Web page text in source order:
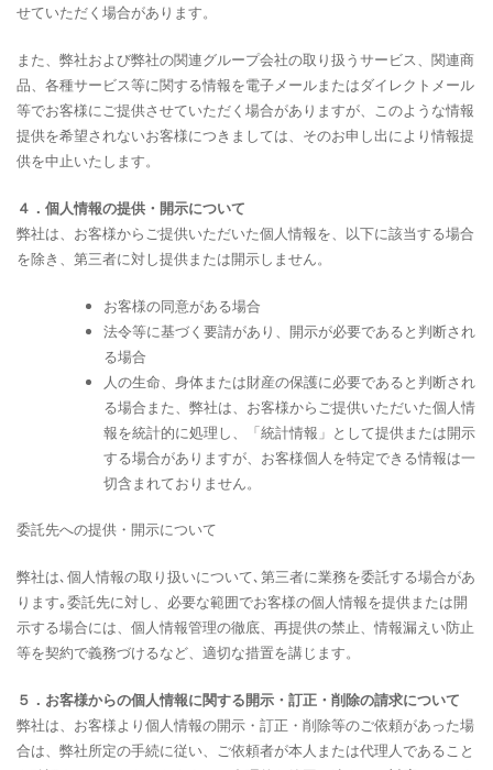
せていただく場合があります。
また、弊社および弊社の関連グループ会社の取り扱うサービス、関連商
品、各種サービス等に関する情報を電子メールまたはダイレクトメール
等でお客様にご提供させていただく場合がありますが、このような情報
提供を希望されないお客様につきましては、そのお申し出により情報提
供を中止いたします。
４．個人情報の提供・開示について
弊社は、お客様からご提供いただいた個人情報を、以下に該当する場合
を除き、第三者に対し提供または開示しません。
お客様の同意がある場合
法令等に基づく要請があり、開示が必要であると判断され
る場合
人の生命、身体または財産の保護に必要であると判断され
る場合また、弊社は、お客様からご提供いただいた個人情
報を統計的に処理し、「統計情報」として提供または開示
する場合がありますが、お客様個人を特定できる情報は一
切含まれておりません。
委託先への提供・開示について
弊社は､個人情報の取り扱いについて､第三者に業務を委託する場合があ
ります｡委託先に対し、必要な範囲でお客様の個人情報を提供または開
示する場合には、個人情報管理の徹底、再提供の禁止、情報漏えい防止
等を契約で義務づけるなど、適切な措置を講じます。
５．お客様からの個人情報に関する開示・訂正・削除の請求について
弊社は、お客様より個人情報の開示・訂正・削除等のご依頼があった場
合は、弊社所定の手続に従い、ご依頼者が本人または代理人であること